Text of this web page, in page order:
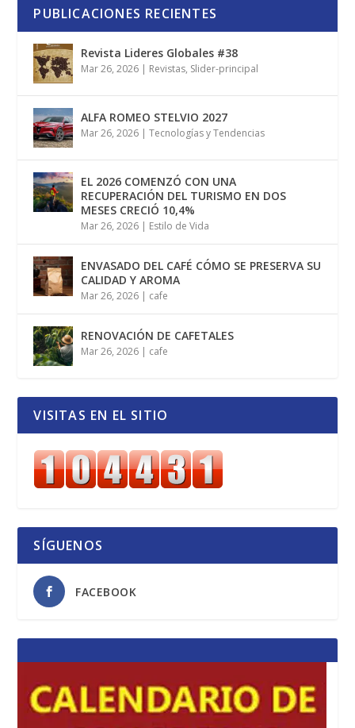
PUBLICACIONES RECIENTES
Revista Lideres Globales #38
Mar 26, 2026 | Revistas, Slider-principal
ALFA ROMEO STELVIO 2027
Mar 26, 2026 |Tecnologías y Tendencias
EL 2026 COMENZÓ CON UNA
RECUPERACIÓN DEL TURISMO EN DOS
MESES CRECIÓ 10,4%
Mar 26, 2026 | Estilo de Vida
ENVASADO DEL CAFÉ CÓMO SE PRESERVA SU
CALIDAD Y AROMA
Mar 26, 2026 | cafe
RENOVACIÓN DE CAFETALES
Mar 26, 2026 | cafe
VISITAS EN EL SITIO
SÍGUENOS
FACEBOOK